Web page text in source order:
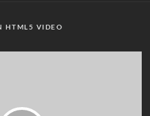
HTML5 VIDEO